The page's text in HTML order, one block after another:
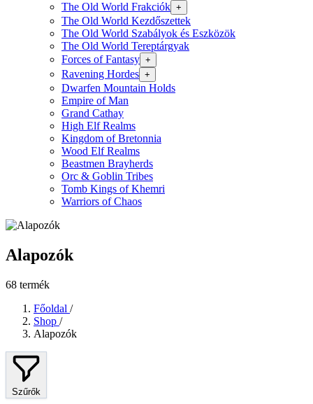
The Old World Frakciók +
The Old World Kezdőszettek
The Old World Szabályok és Eszközök
The Old World Tereptárgyak
Forces of Fantasy +
Ravening Hordes +
Dwarfen Mountain Holds
Empire of Man
Grand Cathay
High Elf Realms
Kingdom of Bretonnia
Wood Elf Realms
Beastmen Brayherds
Orc & Goblin Tribes
Tomb Kings of Khemri
Warriors of Chaos
Alapozók
68 termék
Főoldal /
Shop /
Alapozók
Szűrők